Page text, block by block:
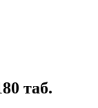
таб.